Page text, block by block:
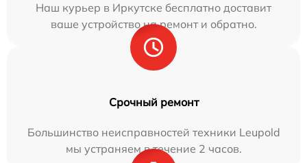
Наш курьер в Иркутске бесплатно доставит
ваше устройство на ремонт и обратно.
Срочный ремонт
Большинство неисправностей техники Leupold
мы устраняем в течение 2 часов.